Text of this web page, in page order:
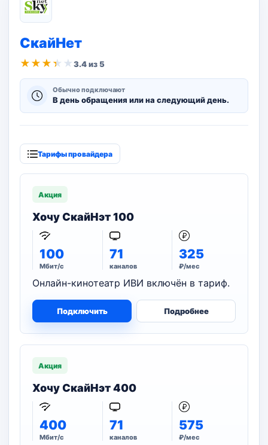
СкайНет
★ ★ ★ ★ ★3.4 из 5
Обычно подключают
В день обращения или на следующий день.
Тарифы провайдера
Акция
Хочу СкайНэт 100
100
Мбит/с
71
каналов
325
₽/мес
Онлайн-кинотеатр ИВИ включён в тариф.
Подключить Подробнее
Акция
Хочу СкайНэт 400
400
Мбит/с
71
каналов
575
₽/мес